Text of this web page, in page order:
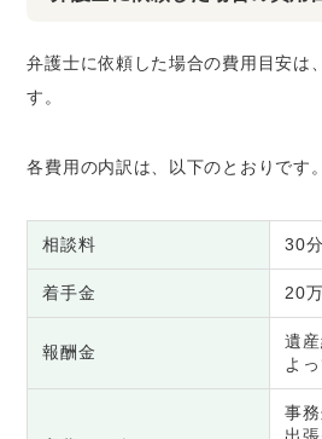
弁護士に依頼した場合の費用目安は
す。
各費用の内訳は、以下のとおりです。
相談料 30
着手金 20
報酬金
遺
よ
事
出